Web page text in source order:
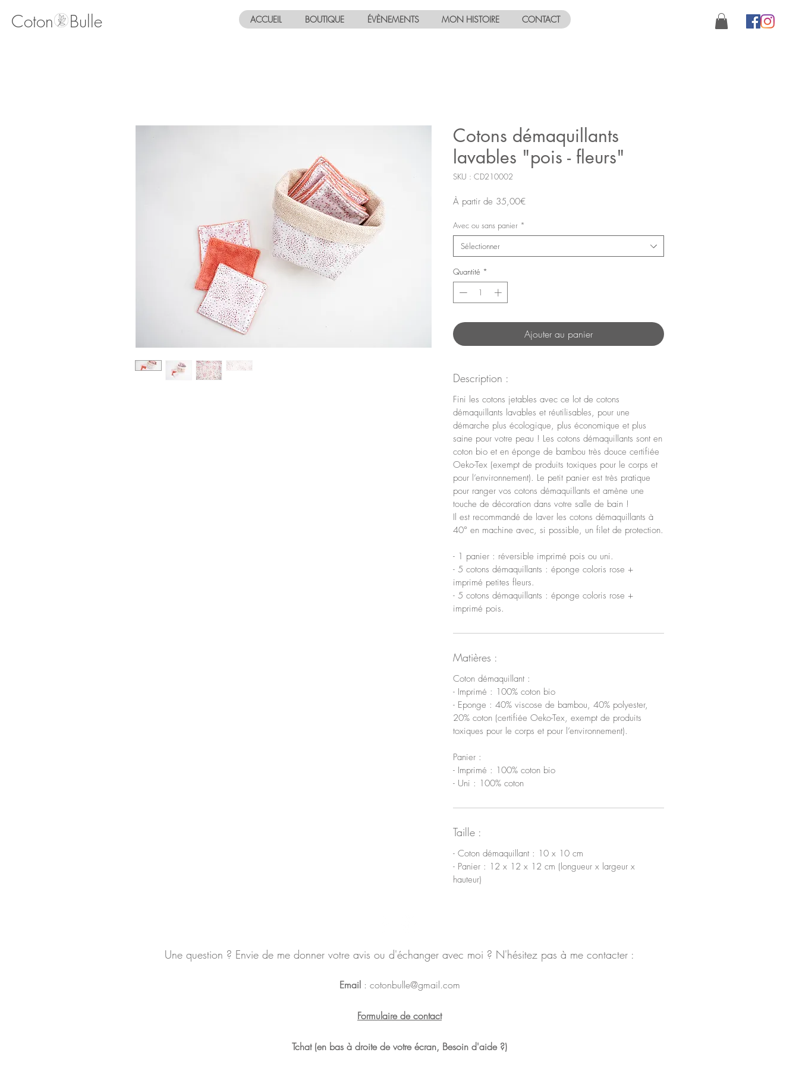
Coton Bulle ACCUEIL BOUTIQUE ÉVÈNEMENTS MON HISTOIRE CONTACT
Cotons démaquillants
lavables "pois - fleurs"
SKU : CD210002
À partir de 35,00€Prix
Avec ou sans panier *
Sélectionner
Quantité *
Ajouter au panier
Description :
Fini les cotons jetables avec ce lot de cotons
démaquillants lavables et réutilisables, pour une
démarche plus écologique, plus économique et plus
saine pour votre peau ! Les cotons démaquillants sont en
coton bio et en éponge de bambou très douce certifiée
Oeko-Tex (exempt de produits toxiques pour le corps et
pour l’environnement). Le petit panier est très pratique
pour ranger vos cotons démaquillants et amène une
touche de décoration dans votre salle de bain !
Il est recommandé de laver les cotons démaquillants à
40° en machine avec, si possible, un filet de protection.
- 1 panier : réversible imprimé pois ou uni.
- 5 cotons démaquillants : éponge coloris rose +
imprimé petites fleurs.
- 5 cotons démaquillants : éponge coloris rose +
imprimé pois.
Matières :
Coton démaquillant :
- Imprimé : 100% coton bio
- Eponge : 40% viscose de bambou, 40% polyester,
20% coton (certifiée Oeko-Tex, exempt de produits
toxiques pour le corps et pour l’environnement).
Panier :
- Imprimé : 100% coton bio
- Uni : 100% coton
Taille :
- Coton démaquillant : 10 x 10 cm
- Panier : 12 x 12 x 12 cm (longueur x largeur x
hauteur)
Une question ? Envie de me donner votre avis ou d'échanger avec moi ? N'hésitez pas à me contacter :
Email: cotonbulle@gmail.com
Formulaire de contact
Tchat (en bas à droite de votre écran, Besoin d'aide ?)